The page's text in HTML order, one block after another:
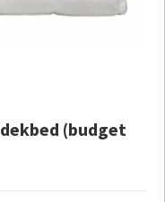
(budget